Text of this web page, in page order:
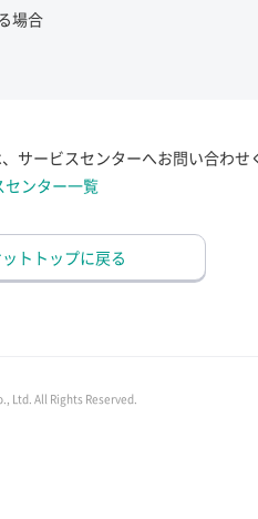
場合
サービスセンターへお問い合わせ
センター一覧
トトップに戻る
Ltd. All Rights Reserved.